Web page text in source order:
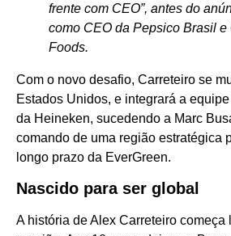
frente com CEO”, antes do
como CEO da Pepsico Brasil e
Foods.
Com o novo desafio, Carreteiro se
Estados Unidos, e integrará a
da Heineken, sucedendo a Marc
comando de uma região estratégica
longo prazo da EverGreen.
Nascido para ser global
A história de Alex Carreteiro começa